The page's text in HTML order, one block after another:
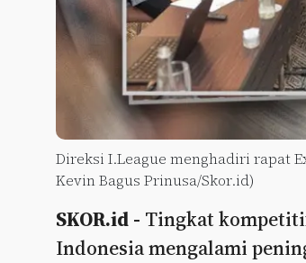
Direksi I.League menghadiri rapat
Kevin Bagus Prinusa/Skor.id)
SKOR.id - Tingkat
Indonesia mengalami